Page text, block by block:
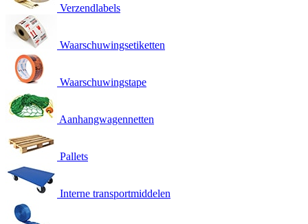
Verzendlabels
Waarschuwingsetiketten
Waarschuwingstape
Aanhangwagennetten
Pallets
Interne transportmiddelen